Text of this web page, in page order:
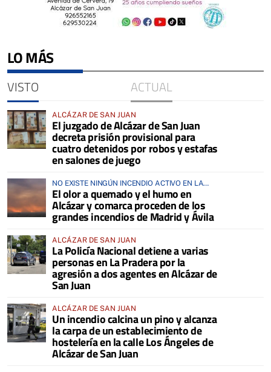
LO MÁS
VISTO ACTUAL
ALCÁZAR DE SAN JUAN
El juzgado de Alcázar de San Juan
decreta prisión provisional para
cuatro detenidos por robos y estafas
en salones de juego
NO EXISTE NINGÚN INCENDIO ACTIVO EN LA
COMARCA
El olor a quemado y el humo en
Alcázar y comarca proceden de los
grandes incendios de Madrid y Ávila
ALCÁZAR DE SAN JUAN
La Policía Nacional detiene a varias
personas en La Pradera por la
agresión a dos agentes en Alcázar de
San Juan
ALCÁZAR DE SAN JUAN
Un incendio calcina un pino y alcanza
la carpa de un establecimiento de
hostelería en la calle Los Ángeles de
Alcázar de San Juan